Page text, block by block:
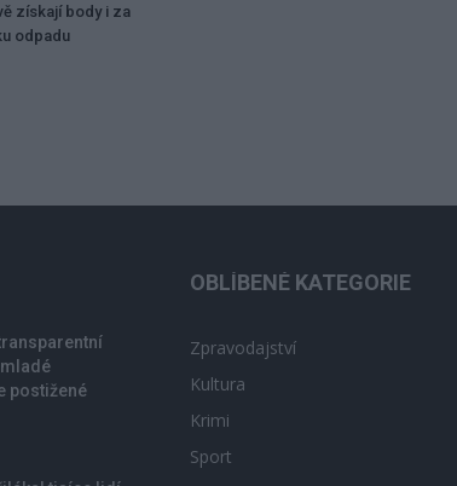
získají body i za
odpadu
postižené
OBLÍBENÉ KATEGORIE
Zpravodajství
Kultura
Krimi
Sport